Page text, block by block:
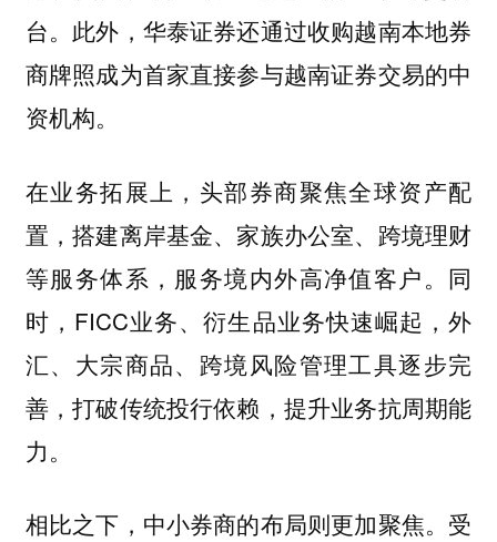
台。此外，华泰证券还通过收购越南本地券
商牌照成为首家直接参与越南证券交易的中
资机构。
在业务拓展上，头部券商聚焦全球资产配
置，搭建离岸基金、家族办公室、跨境理财
等服务体系，服务境内外高净值客户。同
时，FICC业务、衍生品业务快速崛起，外
汇、大宗商品、跨境风险管理工具逐步完
善，打破传统投行依赖，提升业务抗周期能
力。
相比之下，中小券商的布局则更加聚焦。受